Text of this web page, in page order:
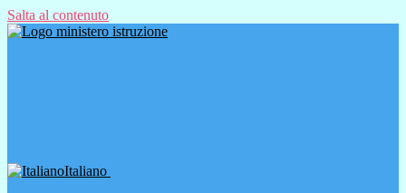
Salta al contenuto
Italiano